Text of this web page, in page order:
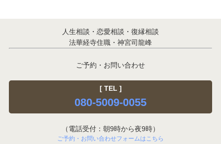
人生相談・恋愛相談・復縁相談
法華経寺住職・神宮司龍峰
ご予約・お問い合わせ
[ TEL ]
080-5009-0055
（電話受付：朝9時から夜9時）
ご予約・お問い合わせフォームはこちら